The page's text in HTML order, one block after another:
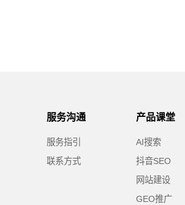
服务沟通
服务指引
联系方式
产品课堂
AI搜索
抖音SEO
网站建设
GEO推广